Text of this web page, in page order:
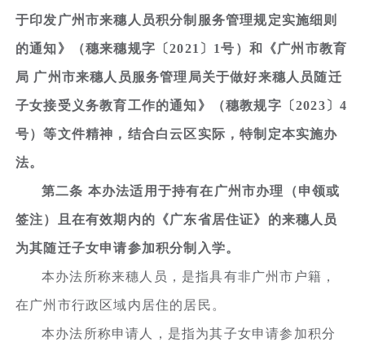
于印发广州市来穗人员积分制服务管理规定实施细则
的通知》（穗来穗规字〔2021〕1号）和《广州市教育
局 广州市来穗人员服务管理局关于做好来穗人员随迁
子女接受义务教育工作的通知》（穗教规字〔2023〕4
号）等文件精神，结合白云区实际，特制定本实施办
法。
第二条 本办法适用于持有在广州市办理（申领或
签注）且在有效期内的《广东省居住证》的来穗人员
为其随迁子女申请参加积分制入学。
本办法所称来穗人员，是指具有非广州市户籍，
在广州市行政区域内居住的居民。
本办法所称申请人，是指为其子女申请参加积分